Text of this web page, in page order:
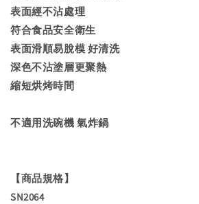
表面經不沾處理
符合食品安全衛生
表面滑順易脫模 好清洗
深色不沾塗層更聚熱
縮短烘烤時間
不適用洗碗機 氣炸鍋
【商品規格】
SN2064